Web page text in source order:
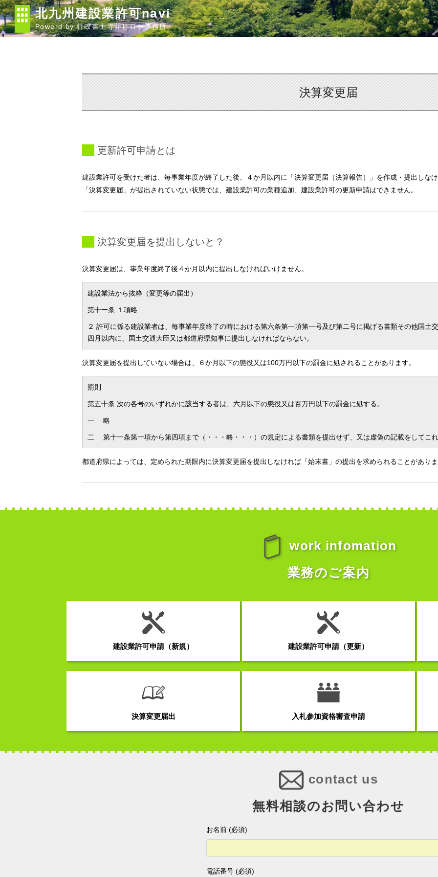
北九州建設業許可navi
Powerd by 行政書士寺井ヒロシ事務所
決算変更届
更新許可申請とは
建設業許可を受けた者は、毎事業年度が終了した後、４か月以内に「決算変更届（決算報告）」を作成・提出しな
「決算変更届」が提出されていない状態では、建設業許可の業種追加、建設業許可の更新申請はできません。
決算変更届を提出しないと？
決算変更届は、事業年度終了後４か月以内に提出しなければいけません。
建設業法から抜粋（変更等の届出）
第十一条 １項略
２ 許可に係る建設業者は、毎事業年度終了の時における第六条第一項第一号及び第二号に掲げる書類その他国土
四月以内に、国土交通大臣又は都道府県知事に提出しなければならない。
決算変更届を提出していない場合は、６か月以下の懲役又は100万円以下の罰金に処されることがあります。
罰則
第五十条 次の各号のいずれかに該当する者は、六月以下の懲役又は百万円以下の罰金に処する。
一 略
二 第十一条第一項から第四項まで（・・・略・・・）の規定による書類を提出せず、又は虚偽の記載をしてこ
都道府県によっては、定められた期限内に決算変更届を提出しなければ「始末書」の提出を求められることがあり
work infomation
業務のご案内
建設業許可申請（新規） 建設業許可申請（更新）
決算変更届出 入札参加資格審査申請
contact us
無料相談のお問い合わせ
の
フ
ー
お名前 (必須)
電話番号 (必須)